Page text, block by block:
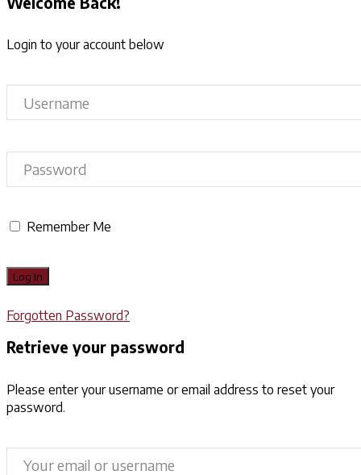
Login to your account below
Remember Me
Forgotten Password?
Retrieve your password
Please enter your username or email address to reset your
password.